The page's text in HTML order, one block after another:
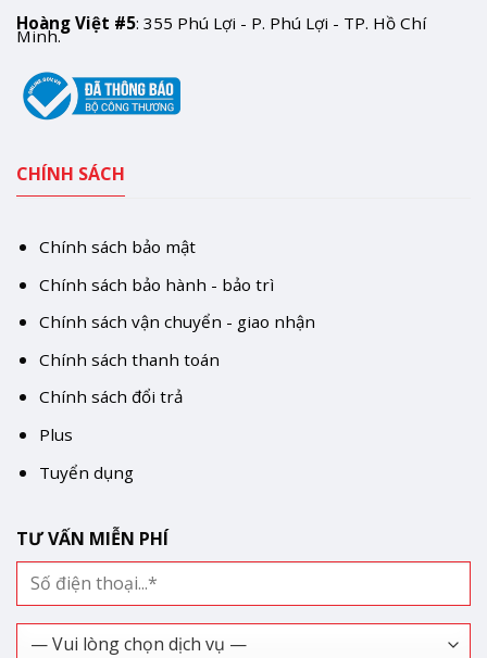
Hoàng Việt #5: 355 Phú Lợi - P. Phú Lợi - TP. Hồ Chí
Minh.
CHÍNH SÁCH
Chính sách bảo mật
Chính sách bảo hành - bảo trì
Chính sách vận chuyển - giao nhận
Chính sách thanh toán
Chính sách đổi trả
Plus
Tuyển dụng
TƯ VẤN MIỄN PHÍ